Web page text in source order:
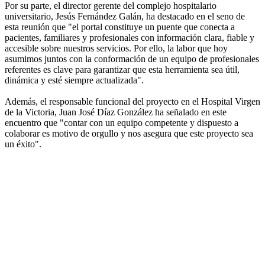
Por su parte, el director gerente del complejo hospitalario
universitario, Jesús Fernández Galán, ha destacado en el seno de
esta reunión que "el portal constituye un puente que conecta a
pacientes, familiares y profesionales con información clara, fiable y
accesible sobre nuestros servicios. Por ello, la labor que hoy
asumimos juntos con la conformación de un equipo de profesionales
referentes es clave para garantizar que esta herramienta sea útil,
dinámica y esté siempre actualizada".
Además, el responsable funcional del proyecto en el Hospital Virgen
de la Victoria, Juan José Díaz González ha señalado en este
encuentro que "contar con un equipo competente y dispuesto a
colaborar es motivo de orgullo y nos asegura que este proyecto sea
un éxito".